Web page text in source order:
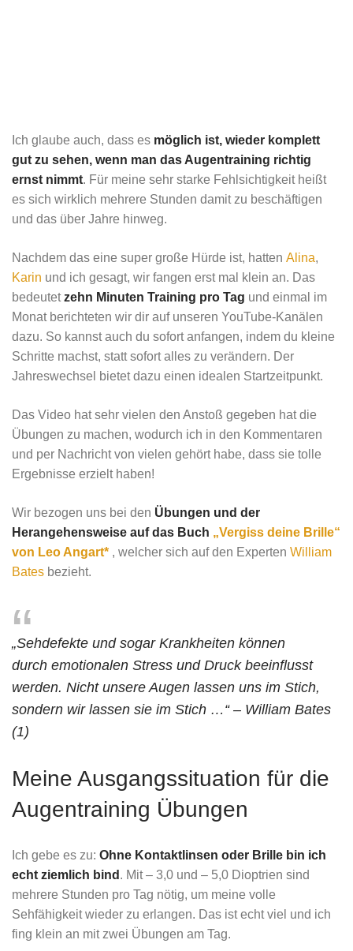
Ich glaube auch, dass es möglich ist, wieder komplett
gut zu sehen, wenn man das Augentraining richtig
ernst nimmt. Für meine sehr starke Fehlsichtigkeit heißt
es sich wirklich mehrere Stunden damit zu beschäftigen
und das über Jahre hinweg.
Nachdem das eine super große Hürde ist, hatten Alina,
Karin und ich gesagt, wir fangen erst mal klein an. Das
bedeutetzehn Minuten Training pro Tag und einmal im
Monat berichteten wir dir auf unseren YouTube-Kanälen
dazu. So kannst auch du sofort anfangen, indem du kleine
Schritte machst, statt sofort alles zu verändern. Der
Jahreswechsel bietet dazu einen idealen Startzeitpunkt.
Das Video hat sehr vielen den Anstoß gegeben hat die
Übungen zu machen, wodurch ich in den Kommentaren
und per Nachricht von vielen gehört habe, dass sie tolle
Ergebnisse erzielt haben!
Wir bezogen uns bei den Übungen und der
Herangehensweise auf das Buch „Vergiss deine Brille“
von Leo Angart* , welcher sich auf den Experten William
Bates bezieht.
„Sehdefekte und sogar Krankheiten können
durch emotionalen Stress und Druck beeinflusst
werden. Nicht unsere Augen lassen uns im Stich,
sondern wir lassen sie im Stich …“ – William Bates
(1)
Meine Ausgangssituation für die
Augentraining Übungen
Ich gebe es zu: Ohne Kontaktlinsen oder Brille bin ich
echt ziemlich bind . Mit – 3,0 und – 5,0 Dioptrien sind
mehrere Stunden pro Tag nötig, um meine volle
Sehfähigkeit wieder zu erlangen. Das ist echt viel und ich
fing klein an mit zwei Übungen am Tag.